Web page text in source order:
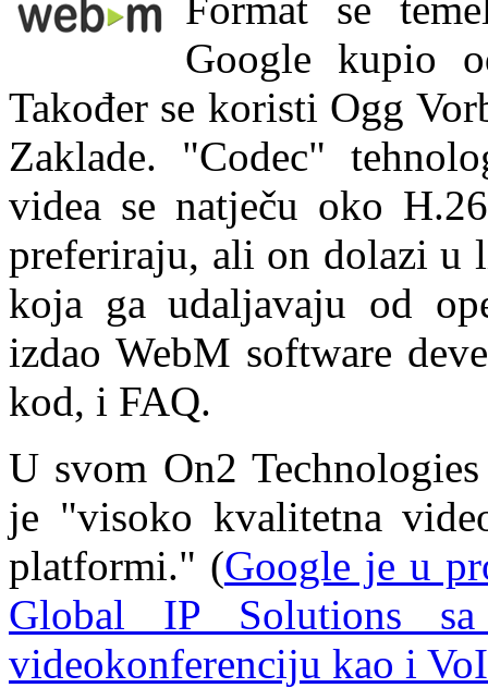
Google kupio
Također se koristi Ogg
Zaklade. "Codec"
videa se natječu oko
preferiraju, ali on dolazi u
koja ga udaljavaju od
izdao WebM software
kod, i FAQ.
U svom On2
je "visoko kvalitetna
platformi." (Google je u
Global IP Solutions sa
videokonferenciju kao i